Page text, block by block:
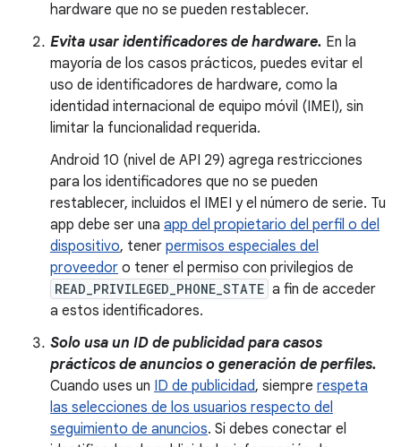
hardware que no se pueden restablecer.
Evita usar identificadores de hardware. En la
mayoría de los casos prácticos, puedes evitar el
uso de identificadores de hardware, como la
identidad internacional de equipo móvil (IMEI), sin
limitar la funcionalidad requerida.
Android 10 (nivel de API 29) agrega restricciones
para los identificadores que no se pueden
restablecer, incluidos el IMEI y el número de serie. Tu
app debe ser una app del propietario del perfil o del
dispositivo, tener permisos especiales del
proveedor o tener el permiso con privilegios de
READ_PRIVILEGED_PHONE_STATE a fin de acceder
a estos identificadores.
Solo usa un ID de publicidad para casos
prácticos de anuncios o generación de perfiles.
Cuando uses un ID de publicidad, siempre respeta
las selecciones de los usuarios respecto del
seguimiento de anuncios. Si debes conectar el